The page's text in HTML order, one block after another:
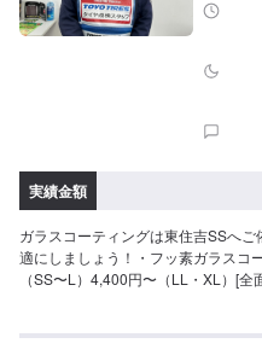
実績金額
ガラスコーティングは東住吉SSへ
適にしましょう！・フッ素ガラスコ
（SS〜L）4,400円〜（LL・XL）[
て価格が変動します